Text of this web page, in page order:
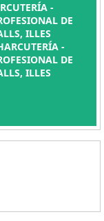
-
DE
ILLES
-
DE
ILLES